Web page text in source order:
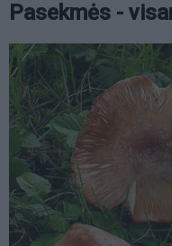
Pasekmės -